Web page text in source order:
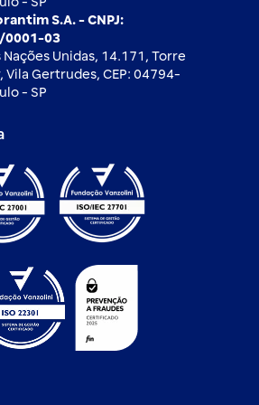
S.A. - CNPJ:
0001-03
Nações Unidas, 14.171, Torre
Vila Gertrudes, CEP: 04794-
- SP